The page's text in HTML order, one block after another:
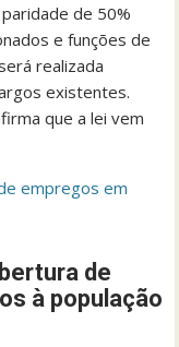
de 50%
e funções de
realizada
existentes.
que a lei vem
empregos em
de
à população